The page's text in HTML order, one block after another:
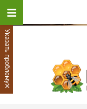
Указать проблему
×